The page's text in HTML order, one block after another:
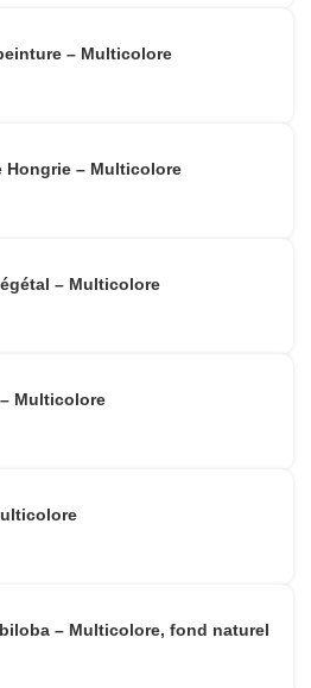
– Multicolore
Hongrie – Multicolore
– Multicolore
Multicolore
– Multicolore, fond naturel